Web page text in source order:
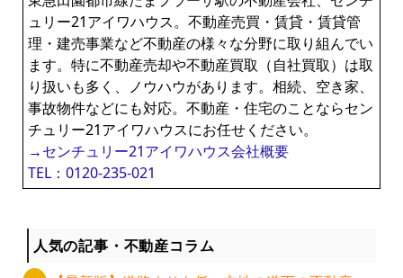
ュリー21アイワハウス。不動産売買・賃貸・賃貸管
理・建売事業など不動産の様々な分野に取り組んでい
ます。特に不動産売却や不動産買取（自社買取）は取
り扱いも多く、ノウハウがあります。相続、空き家、
事故物件などにも対応。不動産・住宅のことならセン
チュリー21アイワハウスにお任せください。
→センチュリー21アイワハウス会社概要
TEL：0120-235-021
人気の記事・不動産コラム